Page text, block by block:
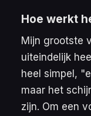
Hoe werkt
Mijn grootste
uiteindelijk
heel simpel,
maar het
zijn. Om een